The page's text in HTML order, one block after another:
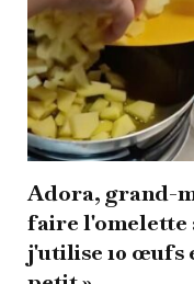
Adora, grand-
faire l'omelette
j'utilise 10 œufs